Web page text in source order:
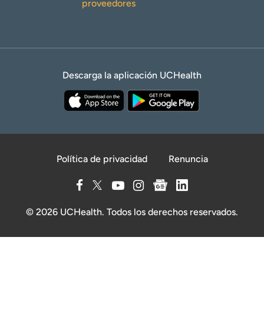
proveedores
Descarga la aplicación UCHealth
Política de privacidad Renuncia
© 2026 UCHealth. Todos los derechos reservados.